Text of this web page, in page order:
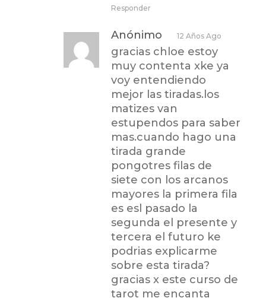
Responder
Anónimo 12 Años Ago
gracias chloe estoy
muy contenta xke ya
voy entendiendo
mejor las tiradas.los
matizes van
estupendos para saber
mas.cuando hago una
tirada grande
pongotres filas de
siete con los arcanos
mayores la primera fila
es esl pasado la
segunda el presente y
tercera el futuro ke
podrias explicarme
sobre esta tirada?
gracias x este curso de
tarot me encanta